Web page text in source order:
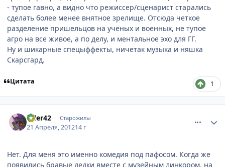
- тупое гавно, а видно что режиссер/сценарист старались
сделать более менее внятное зрелище. Отсюда четкое
разделение пришельцов на ученых и военных, не тупое
агро на все живое, а по делу, и ментальное эхо для ГГ.
Ну и шикарные спецыффекты, ничетак музыка и няшка
Скарсгард.
Цитата 1
rider42 Старожилы
21 Апреля, 201214 г
Нет. Для меня это именно комедия под пафосом. Когда же
появились бравые дедки вместе с музейным линкором, на